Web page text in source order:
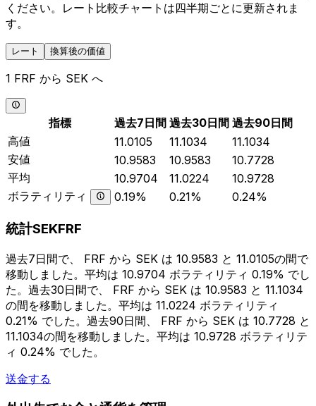
ください。レート比較チャートは四半期ごとに更新されま
す。
レート 換算後の価値
1 FRF から SEK へ
指標 過去7日間 過去30日間 過去90日間
高値
11.0105 11.1034
11.1034
安値
10.9583 10.9583
10.7728
平均
10.9704 11.0224
10.9728
ボラティリティ
0.19% 0.21% 0.24%
統計SEKFRF
過去7日間で、 FRF から SEK は 10.9583 と 11.0105の間で
移動しました。平均は 10.9704 ボラティリティ 0.19% でし
た。過去30日間で、 FRF から SEK は 10.9583 と 11.1034
の間を移動しました。平均は 11.0224 ボラティリティ
0.21% でした。過去90日間、 FRF から SEK は 10.7728 と
11.1034の間を移動しました。平均は 10.9728 ボラティリテ
ィ 0.24% でした。
送金する